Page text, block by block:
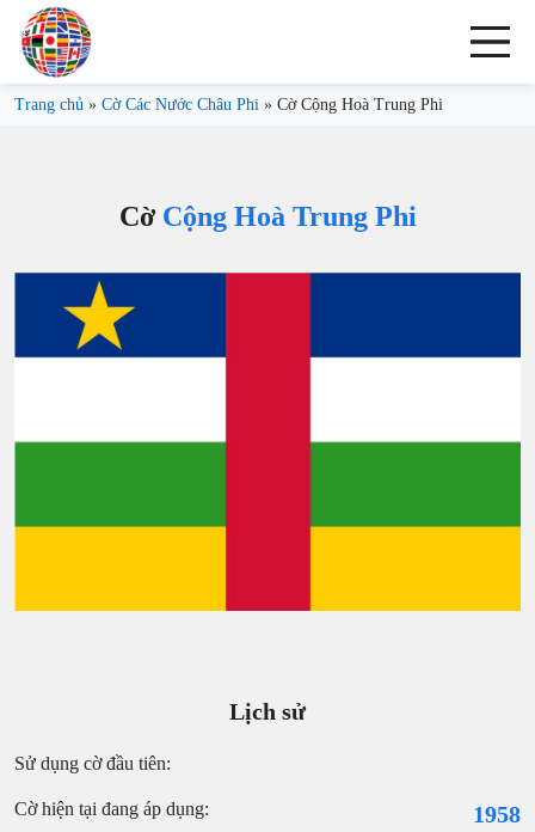
Trang chủ » Cờ Các Nước Châu Phi » Cờ Cộng Hoà Trung Phi
Cờ Cộng Hoà Trung Phi
Lịch sử
Sử dụng cờ đầu tiên:
Cờ hiện tại đang áp dụng: 1958